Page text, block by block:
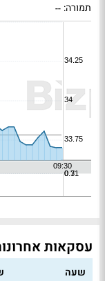
תמורה: --
עסקאות
שעה